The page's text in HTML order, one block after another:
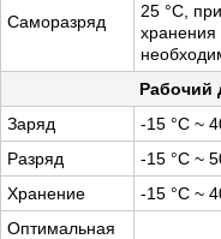
Саморазряд
25 °С,
Рабочий
Заряд
-15 °С ~
Разряд
-15 °С ~
Хранение
-15 °С ~
Оптимальная